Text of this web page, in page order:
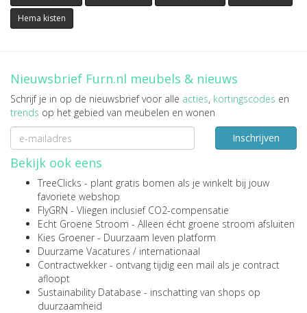
Hema kisten
Nieuwsbrief Furn.nl meubels & nieuws
Schrijf je in op de nieuwsbrief voor alle acties, kortingscodes en
trends op het gebied van meubelen en wonen
Inschrijven
Bekijk ook eens
TreeClicks - plant gratis bomen als je winkelt bij jouw
favoriete webshop
FlyGRN - Vliegen inclusief CO2-compensatie
Echt Groene Stroom - Alleen écht groene stroom afsluiten
Kies Groener - Duurzaam leven platform
Duurzame Vacatures / internationaal
Contractwekker - ontvang tijdig een mail als je contract
afloopt
Sustainability Database - inschatting van shops op
duurzaamheid